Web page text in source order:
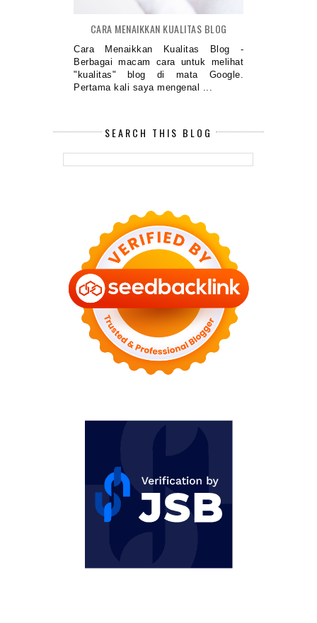
CARA MENAIKKAN KUALITAS BLOG
Cara Menaikkan Kualitas Blog -
Berbagai macam cara untuk melihat
"kualitas" blog di mata Google.
Pertama kali saya mengenal ...
SEARCH THIS BLOG